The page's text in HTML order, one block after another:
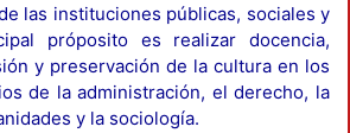
las instituciones públicas, sociales y
próposito es realizar docencia,
y preservación de la cultura en los
de la administración, el derecho, la
y la sociología.